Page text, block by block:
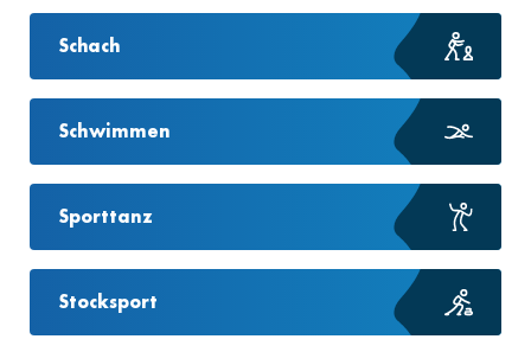
Schach
Schwimmen
Sporttanz
Stocksport